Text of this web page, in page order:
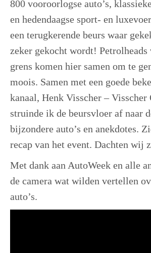
800 vooroorlogse auto’s,
en hedendaagse sport- en
een terugkerende beurs waar
zeker gekocht wordt! Petrolheads
grens komen hier samen om te
moois. Samen met een goede
kanaal, Henk Visscher – Visscher
struinde ik de beursvloer af naar
bijzondere auto’s en anekdotes.
recap van het event. Dachten wij
Met dank aan AutoWeek en alle
de camera wat wilden vertellen
auto’s.